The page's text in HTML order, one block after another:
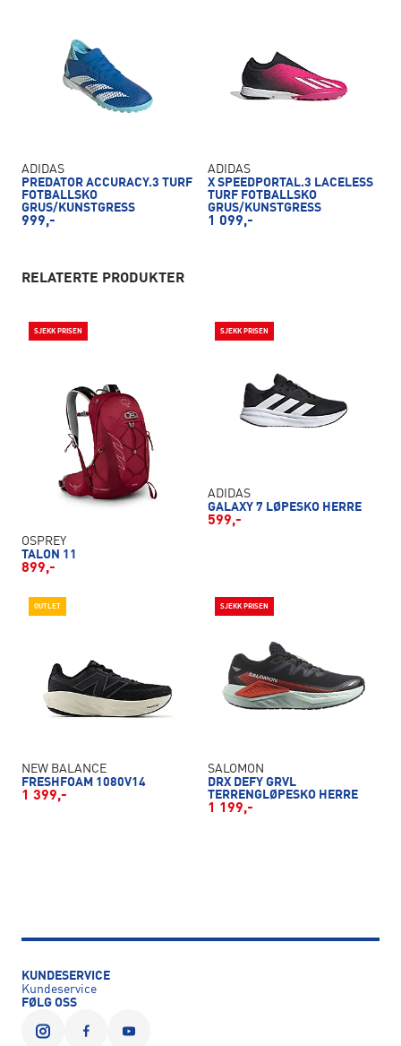
ADIDAS
PREDATOR ACCURACY.3 TURF
FOTBALLSKO
GRUS/KUNSTGRESS
999,-
ADIDAS
X SPEEDPORTAL.3 LACELESS
TURF FOTBALLSKO
GRUS/KUNSTGRESS
1 099,-
RELATERTE PRODUKTER
SJEKK PRISEN
OSPREY
TALON 11
899,-
SJEKK PRISEN
ADIDAS
GALAXY 7 LØPESKO HERRE
599,-
OUTLET
NEW BALANCE
FRESHFOAM 1080V14
1 399,-
SJEKK PRISEN
SALOMON
DRX DEFY GRVL
TERRENGLØPESKO HERRE
1 199,-
KUNDESERVICE
Kundeservice
FØLG OSS